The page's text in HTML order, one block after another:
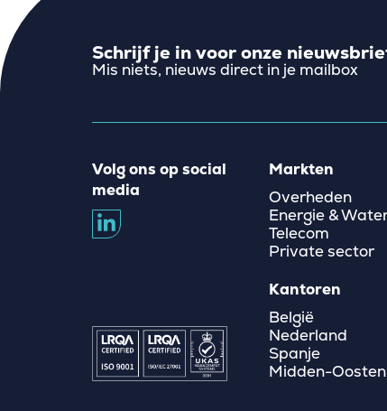
Schrijf je in voor onze
Mis niets, nieuws direct in je mailbox
Volg ons op social
media
Markten
Overheden
Energie &
Telecom
Private sector
Kantoren
België
Nederland
Spanje
Midden-Oosten